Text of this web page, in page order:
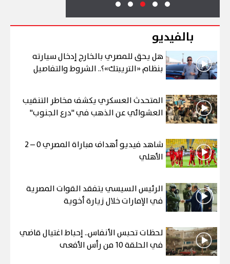
بالفيديو
هل يحق للمصري بالخارج إدخال سيارته
بنظام «التريبتك»؟.. الشروط والتفاصيل
المتحدث العسكري يكشف مخاطر التنقيب
العشوائي عن الذهب في "درع الجنوب"
شاهد فيديو أهداف مباراة المصري 0 – 2
الأهلي
الرئيس السيسي يتفقد القوات المصرية
في الإمارات خلال زيارة أخوية
لحظات تحبس الأنفاس.. إحباط اغتيال قاضي
في الحلقة 10 من رأس الأفعى